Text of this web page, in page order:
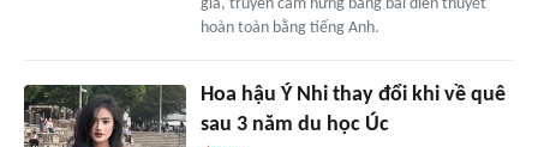
giả, truyền cảm hứng bằng bài diễn thuyết
hoàn toàn bằng tiếng Anh.
Hoa hậu Ý Nhi thay đổi khi về quê
sau 3 năm du học Úc